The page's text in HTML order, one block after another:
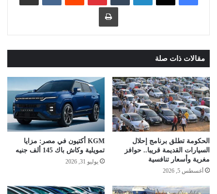
طباعة
مقالات ذات صلة
الحكومة تطلق برنامج إحلال
السيارات القديمة قريبا.. حوافز
مغرية وأسعار تنافسية
أغسطس 5, 2026
KGM أكتيون في مصر: مزايا
تمويلية وكاش باك 145 ألف جنيه
يوليو 31, 2026